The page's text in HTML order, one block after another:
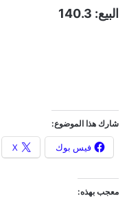
البيع: 140.3
شارك هذا الموضوع:
فيس بوك X
معجب بهذه: